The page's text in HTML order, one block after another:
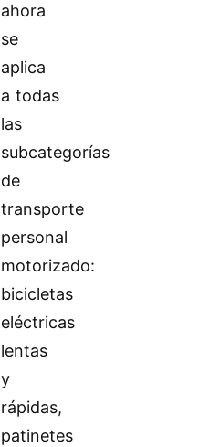
ahora
se
aplica
a todas
las
subcategorías
de
transporte
personal
motorizado:
bicicletas
eléctricas
lentas
y
rápidas,
patinetes